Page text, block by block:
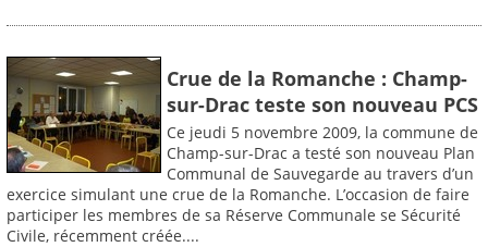
Crue de la Romanche : Champ-
sur-Drac teste son nouveau PCS
Ce jeudi 5 novembre 2009, la commune de
Champ-sur-Drac a testé son nouveau Plan
Communal de Sauvegarde au travers d’un
exercice simulant une crue de la Romanche. L’occasion de faire
participer les membres de sa Réserve Communale se Sécurité
Civile, récemment créée....